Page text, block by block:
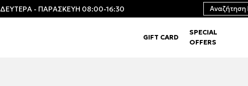
ΔΕΥΤΕΡΑ - ΠΑΡΑΣΚΕΥΗ 08:00-16:30
GIFT CARD
SPECIAL
OFFERS